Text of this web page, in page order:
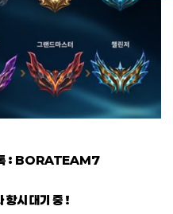
톡 : BORATEAM7
항시 대기 중 !